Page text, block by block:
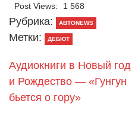
Post Views: 1 568
Рубрика: АВТОNEWS
Метки: ДЕБЮТ
Аудиокниги в Новый год
и Рождество — «Гунгун
бьется о гору»